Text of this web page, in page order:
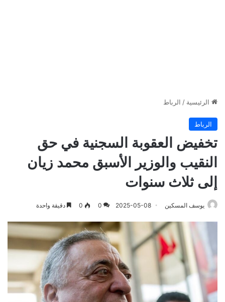
الرئيسية / الرباط
الرباط
تخفيض العقوبة السجنية في حق
النقيب والوزير الأسبق محمد زيان
إلى ثلاث سنوات
يوسف المسكين 2025-05-08
0
0 دقيقة واحدة